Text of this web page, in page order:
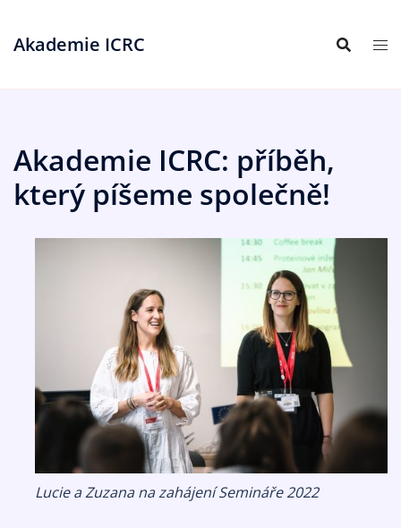
content
Akademie ICRC
Akademie ICRC: příběh,
který píšeme společně!
Lucie a Zuzana na zahájení Semináře 2022